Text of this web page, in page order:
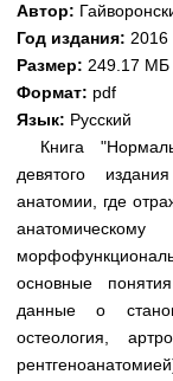
Методические
Научно-популярное
Новости (244)
Медицинская
Нормативы
Нормы
исследований
Автор:
Год издания: 2016
Размер: 249.17 МБ
Формат: pdf
Язык: Русский
Книга
девятого
анатомии, где
основные
данные о
остеология,